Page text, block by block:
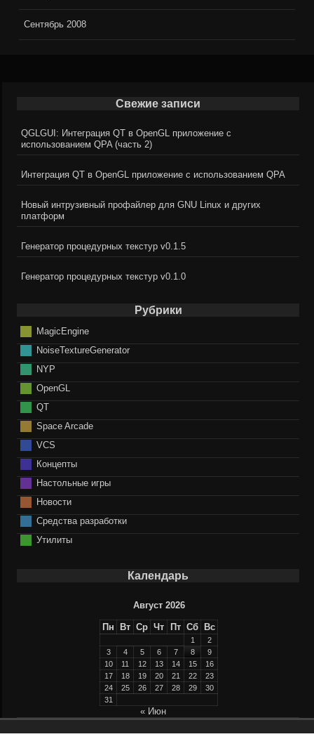
Сентябрь 2008
Свежие записи
QGLGUI: Интеграция QT в OpenGL приложение с
использованием QPA (часть 2)
Интеграция QT в OpenGL приложение с использованием QPA
Новый интрузивный профайлер для GNU Linux и других
платформ
Генератор процедурных текстур v0.1.5
Генератор процедурных текстур v0.1.0
Рубрики
MagicEngine
NoiseTextureGenerator
NYP
OpenGL
QT
Space Arcade
VCS
Концепты
Настольные игры
Новости
Средства разработки
Утилиты
Календарь
Август 2026
Пн Вт Ср Чт Пт Сб Вс
1
2
3
4 5 6 7 8
9
10
11 12 13 14 15
16
17
18 19 20 21 22
23
24
25 26 27 28 29
30
31
« Июн